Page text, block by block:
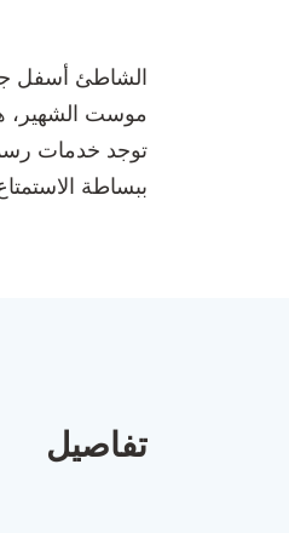
الشاطئ أسفل
موست الشهير،
توجد خدمات
ببساطة
تفاصيل